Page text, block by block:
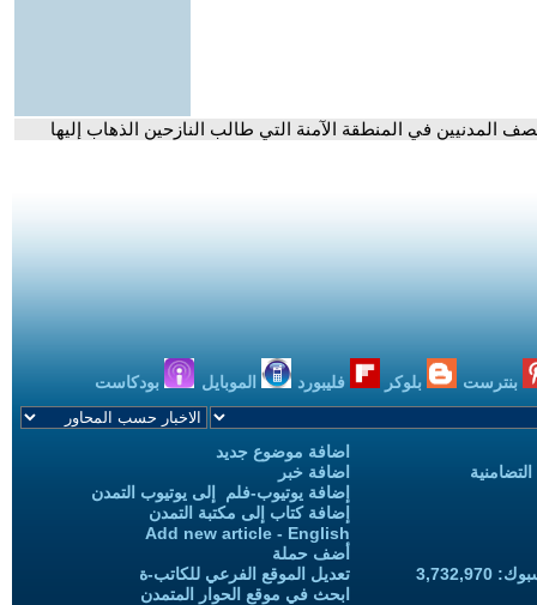
المدنيين في المنطقة الآمنة التي طالب النازحين الذهاب إليها
بنترست بلوكر فليبورد الموبايل بودكاست
اضافة موضوع جديد
اضافة خبر
إضافة يوتيوب-فلم إلى يوتيوب التمدن
إضافة كتاب إلى مكتبة التمدن
Add new article - English
أضف حملة
تعديل الموقع الفرعي للكاتب-ة
ابحث في موقع الحوار المتمدن